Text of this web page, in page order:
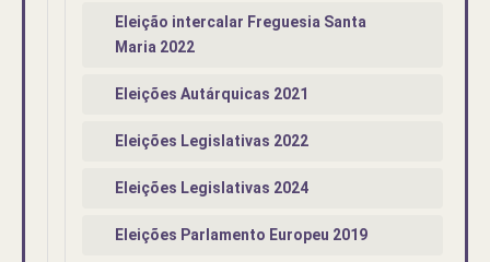
Eleição intercalar Freguesia Santa
Maria 2022
Eleições Autárquicas 2021
Eleições Legislativas 2022
Eleições Legislativas 2024
Eleições Parlamento Europeu 2019